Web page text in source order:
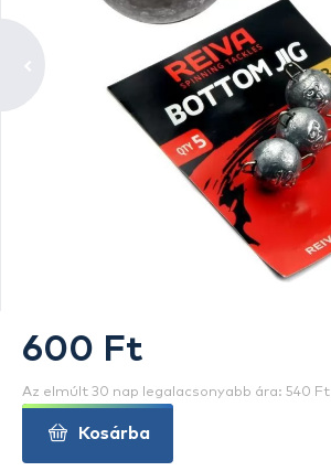
600 Ft
Az elmúlt 30 nap legalacsonyabb ára: 540 Ft
Kosárba